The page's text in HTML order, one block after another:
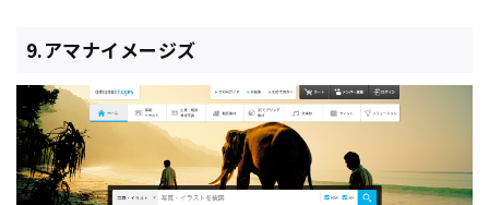
9.アマナイメージズ